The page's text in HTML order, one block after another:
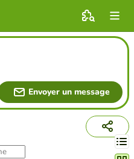
Envoyer un message